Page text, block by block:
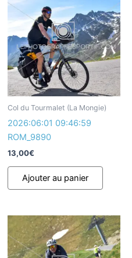
Col du Tourmalet (La Mongie)
2026:06:01 09:46:59
ROM_9890
13,00€
Ajouter au panier